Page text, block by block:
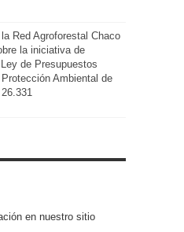
Red Agroforestal Chaco
la iniciativa de
de Presupuestos
Ambiental de
en nuestro sitio